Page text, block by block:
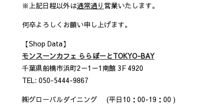
※上記日程以外は通常通り 営業いたします。
何卒よろしくお願い申し上げます。
【Shop Data】
モンスーンカフェ ららぽーとTOKYO-BAY
千葉県船橋市浜町2－1－1南館 3F 4920
TEL: 050-5444-9867
㈱グローバルダイニング (平日10：00-19：00 )